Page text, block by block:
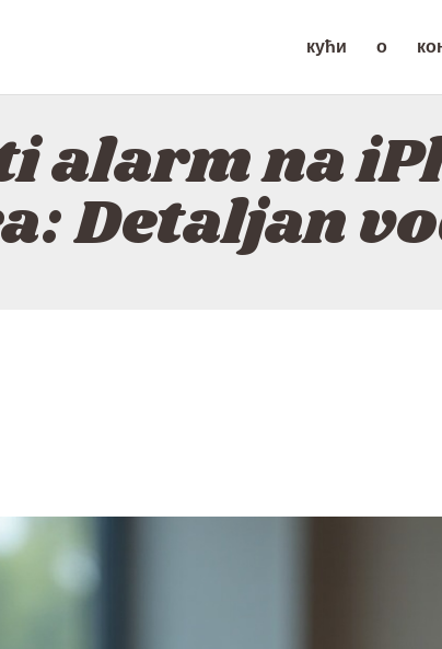
кући о
alarm na
Detaljan
ZAPGIZ
ЈЕЗИК